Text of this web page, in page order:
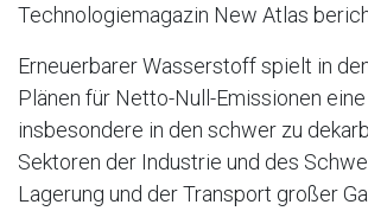
Technologiemagazin New Atlas
Erneuerbarer Wasserstoff spielt in
Plänen für Netto-Null-Emissionen
insbesondere in den schwer zu
Sektoren der Industrie und des
Lagerung und der Transport großer